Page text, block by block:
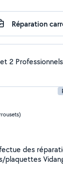
2
des